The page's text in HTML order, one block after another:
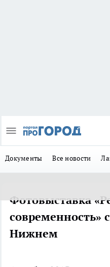
Документы Все новости
Фотовыставка
современность»
Нижнем